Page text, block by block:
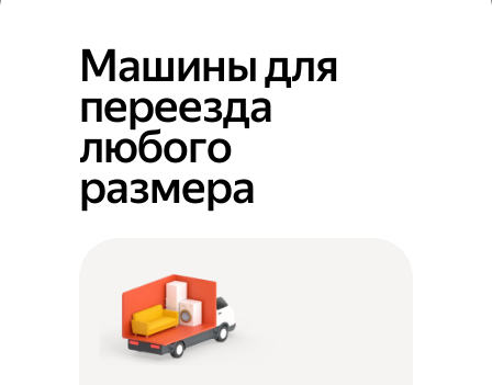
Машины для
переезда
любого
размера